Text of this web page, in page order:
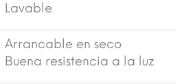
Lavable
Arrancable en seco
Buena resistencia a la luz